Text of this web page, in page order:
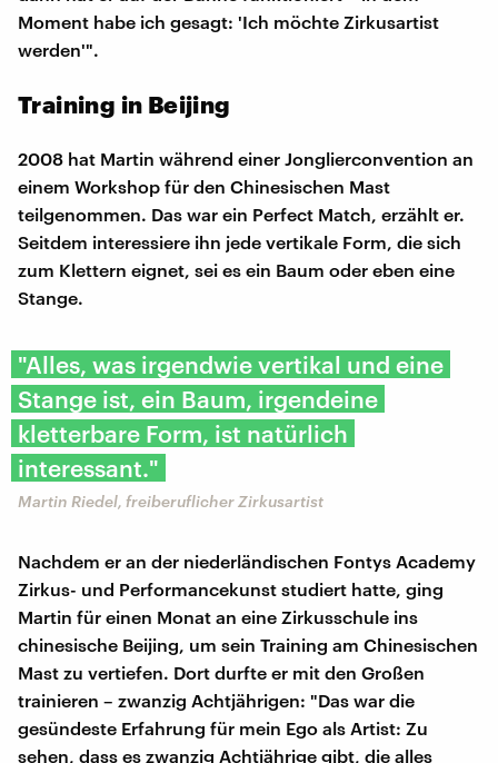
Moment habe ich gesagt: 'Ich möchte Zirkusartist
werden'".
Training in Beijing
2008 hat Martin während einer Jonglierconvention an
einem Workshop für den Chinesischen Mast
teilgenommen. Das war ein Perfect Match, erzählt er.
Seitdem interessiere ihn jede vertikale Form, die sich
zum Klettern eignet, sei es ein Baum oder eben eine
Stange.
"Alles, was irgendwie vertikal und eine
Stange ist, ein Baum, irgendeine
kletterbare Form, ist natürlich
interessant."
Martin Riedel, freiberuflicher Zirkusartist
Nachdem er an der niederländischen Fontys Academy
Zirkus- und Performancekunst studiert hatte, ging
Martin für einen Monat an eine Zirkusschule ins
chinesische Beijing, um sein Training am Chinesischen
Mast zu vertiefen. Dort durfte er mit den Großen
trainieren – zwanzig Achtjährigen: "Das war die
gesündeste Erfahrung für mein Ego als Artist: Zu
sehen, dass es zwanzig Achtjährige gibt, die alles